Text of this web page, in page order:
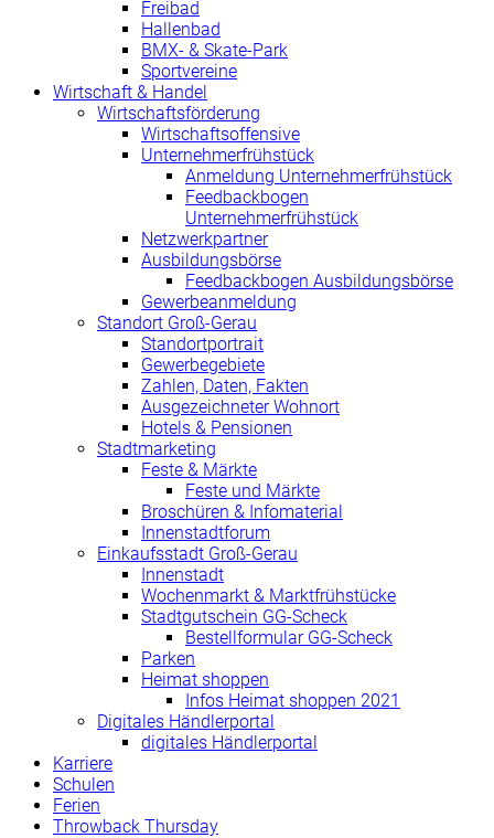
Freibad
Hallenbad
BMX- & Skate-Park
Sportvereine
Wirtschaft & Handel
Wirtschaftsförderung
Wirtschaftsoffensive
Unternehmerfrühstück
Anmeldung Unternehmerfrühstück
Feedbackbogen
Unternehmerfrühstück
Netzwerkpartner
Ausbildungsbörse
Feedbackbogen Ausbildungsbörse
Gewerbeanmeldung
Standort Groß-Gerau
Standortportrait
Gewerbegebiete
Zahlen, Daten, Fakten
Ausgezeichneter Wohnort
Hotels & Pensionen
Stadtmarketing
Feste & Märkte
Feste und Märkte
Broschüren & Infomaterial
Innenstadtforum
Einkaufsstadt Groß-Gerau
Innenstadt
Wochenmarkt & Marktfrühstücke
Stadtgutschein GG-Scheck
Bestellformular GG-Scheck
Parken
Heimat shoppen
Infos Heimat shoppen 2021
Digitales Händlerportal
digitales Händlerportal
Karriere
Schulen
Ferien
Throwback Thursday